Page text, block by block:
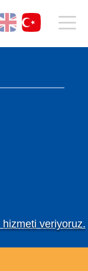
hizmeti veriyoruz.